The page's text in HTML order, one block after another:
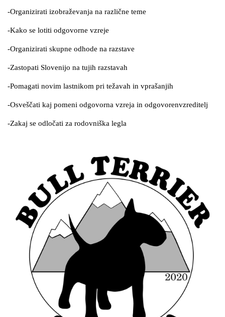
-Organizirati izobraževanja na različne teme
-Kako se lotiti odgovorne vzreje
-Organizirati skupne odhode na razstave
-Zastopati Slovenijo na tujih razstavah
-Pomagati novim lastnikom pri težavah in vprašanjih
-Osveščati kaj pomeni odgovorna vzreja in odgovorenvzreditelj
-Zakaj se odločati za rodovniška legla